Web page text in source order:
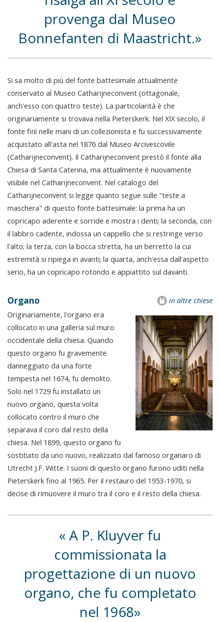
provenga dal Museo
Bonnefanten di Maastricht.
Si sa molto di più del fonte battesimale attualmente
conservato al Museo Catharijneconvent (ottagonale,
anch'esso con quattro teste). La particolarità è che
originariamente si trovava nella Pieterskerk. Nel XIX secolo, il
fonte finì nelle mani di un collezionista e fu successivamente
acquistato all'asta nel 1876 dal Museo Arcivescovile
(Catharijneconvent). Il Catharijneconvent prestò il fonte alla
Chiesa di Santa Caterina, ma attualmente è nuovamente
visibile nel Catharijneconvent. Nel catalogo del
Catharijneconvent si legge quanto segue sulle "teste a
maschera" di questo fonte battesimale: la prima ha un
copricapo aderente e sorride e mostra i denti; la seconda, con
il labbro cadente, indossa un cappello che si restringe verso
l'alto; la terza, con la bocca stretta, ha un berretto la cui
estremità si ripiega in avanti; la quarta, anch'essa dall'aspetto
serio, ha un copricapo rotondo e appiattito sul davanti.
in altre chiese
Organo
Originariamente, l'organo era
collocato in una galleria sul muro
occidentale della chiesa. Quando
questo organo fu gravemente
danneggiato da una forte
tempesta nel 1674, fu demolito.
Solo nel 1729 fu installato un
nuovo organo, questa volta
collocato contro il muro che
separava il coro dal resto della
chiesa. Nel 1899, questo organo fu
sostituito da uno nuovo, realizzato dal famoso organaro di
Utrecht J.F. Witte. I suoni di questo organo furono uditi nella
Pieterskerk fino al 1965. Per il restauro del 1953-1970, si
decise di rimuovere il muro tra il coro e il resto della chiesa.
A P. Kluyver fu
commissionata la
progettazione di un nuovo
organo, che fu completato
nel 1968